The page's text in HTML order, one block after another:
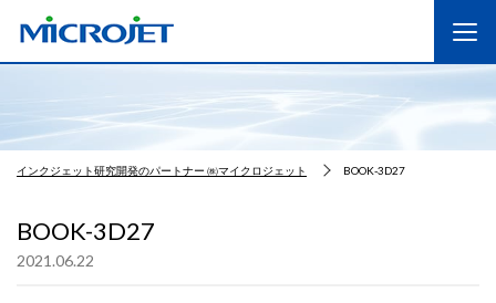
インクジェット研究開発のパートナー ㈱マイクロジェット BOOK-3D27
BOOK-3D27
2021.06.22